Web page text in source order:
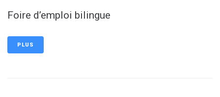
Foire d’emploi bilingue
PLUS